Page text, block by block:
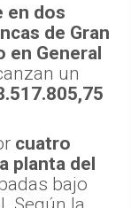
en dos
de Gran
en General
un
cuatro
planta del
bajo